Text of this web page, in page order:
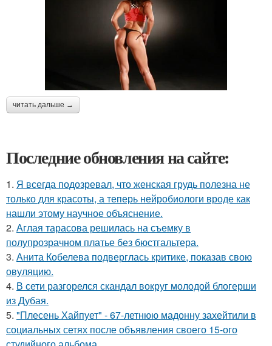
читать дальше →
Последние обновления на сайте:
1. Я всегда подозревал, что женская грудь полезна не
только для красоты, а теперь нейробиологи вроде как
нашли этому научное объяснение.
2. Аглая тарасова решилась на съемку в
полупрозрачном платье без бюстгальтера.
3. Анита Кобелева подверглась критике, показав свою
овуляцию.
4. В сети разгорелся скандал вокруг молодой блогерши
из Дубая.
5. "Плесень Хайпует" - 67-летнюю мадонну захейтили в
социальных сетях после объявления своего 15-ого